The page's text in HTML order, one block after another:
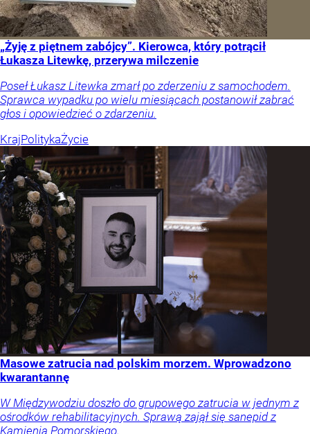
„Żyję z piętnem zabójcy”. Kierowca, który potrącił
Łukasza Litewkę, przerywa milczenie
Poseł Łukasz Litewka zmarł po zderzeniu z samochodem.
Sprawca wypadku po wielu miesiącach postanowił zabrać
głos i opowiedzieć o zdarzeniu.
KrajPolitykaŻycie
Masowe zatrucia nad polskim morzem. Wprowadzono
kwarantannę
W Międzywodziu doszło do grupowego zatrucia w jednym z
ośrodków rehabilitacyjnych. Sprawą zajął się sanepid z
Kamienia Pomorskiego.